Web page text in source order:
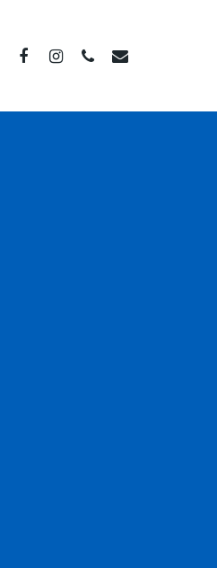
facebookinstagram
phoneemail